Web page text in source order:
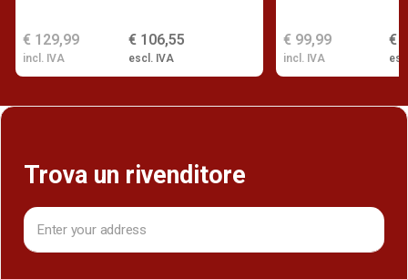
€ 106,55
escl. IVA
€ 129,99
incl. IVA
€
€ 99,99
incl. IVA
Trova un rivenditore